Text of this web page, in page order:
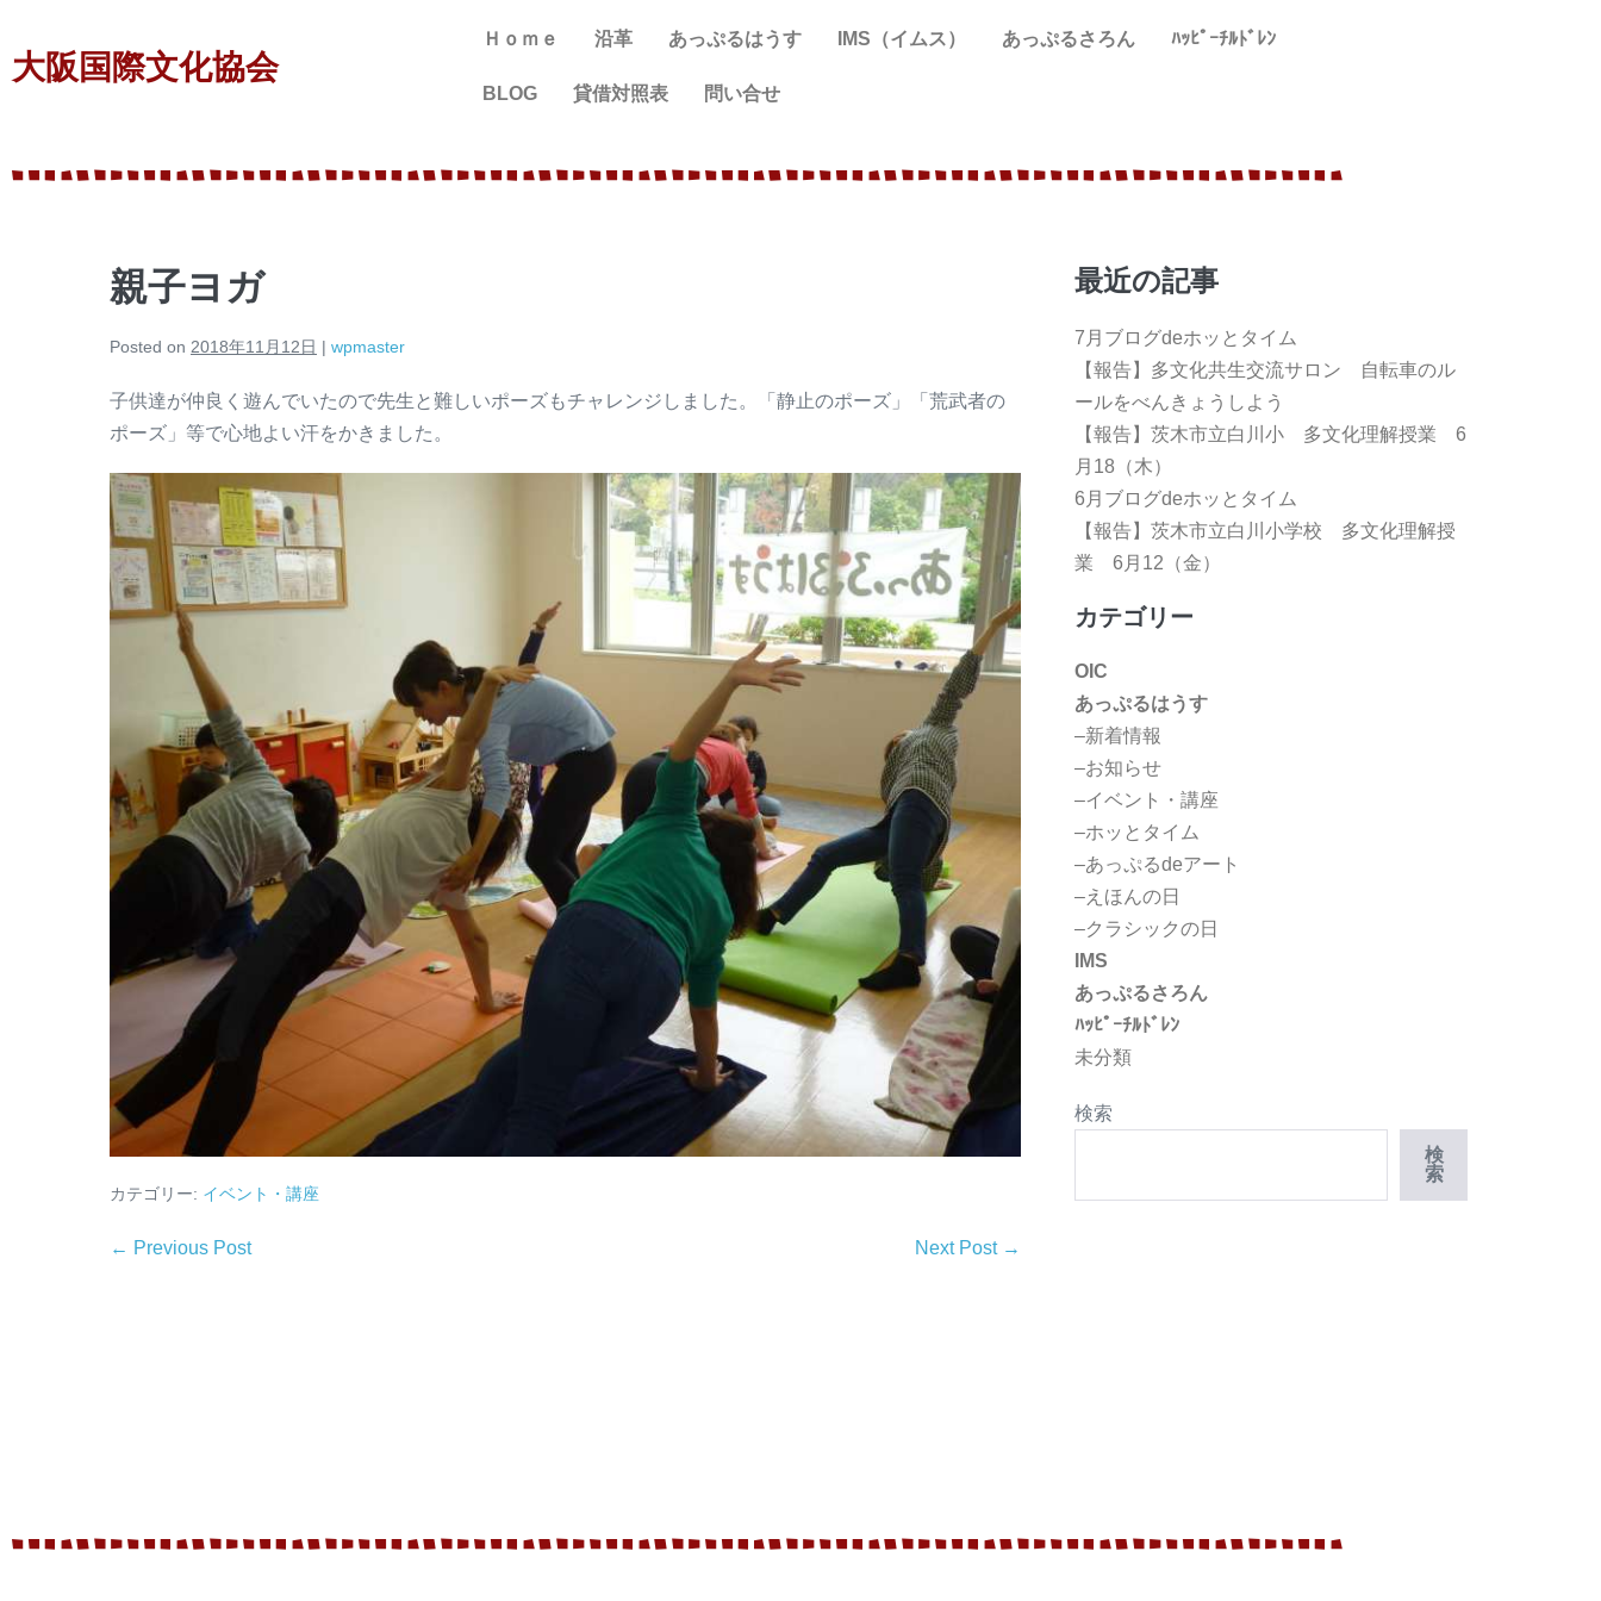
大阪国際文化協会
Ｈｏｍｅ 沿革 あっぷるはうす IMS（イムス） あっぷるさろん ﾊｯﾋﾟｰﾁﾙﾄﾞﾚﾝ
BLOG 貸借対照表 問い合せ
親子ヨガ
Posted on 2018年11月12日 | wpmaster
子供達が仲良く遊んでいたので先生と難しいポーズもチャレンジしました。「静止のポーズ」「荒武者の
ポーズ」等で心地よい汗をかきました。
カテゴリー: イベント・講座
← Previous Post Next Post →
最近の記事
7月ブログdeホッとタイム
【報告】多文化共生交流サロン 自転車のル
ールをべんきょうしよう
【報告】茨木市立白川小 多文化理解授業 6
月18（木）
6月ブログdeホッとタイム
【報告】茨木市立白川小学校 多文化理解授
業 6月12（金）
カテゴリー
OIC
あっぷるはうす
–新着情報
–お知らせ
–イベント・講座
–ホッとタイム
–あっぷるdeアート
–えほんの日
–クラシックの日
IMS
あっぷるさろん
ﾊｯﾋﾟｰﾁﾙﾄﾞﾚﾝ
未分類
検索
検
索